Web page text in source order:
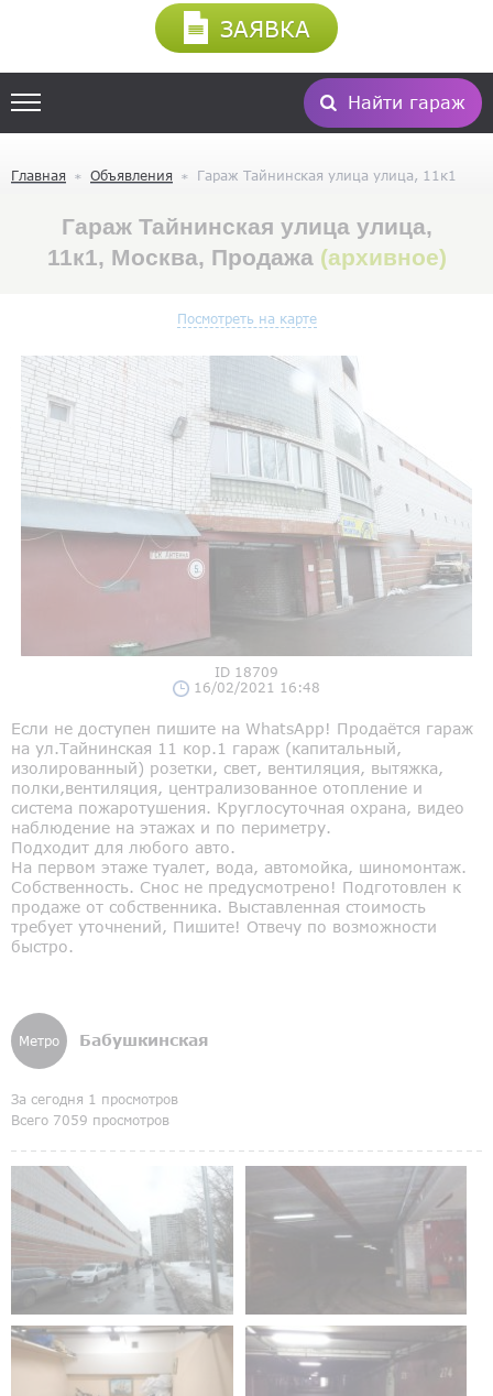
Найти гараж
ЗАЯВКА
Главная Объявления Гараж Тайнинская улица улица, 11к1
Гараж Тайнинская улица улица,
11к1, Москва, Продажа (архивное)
Посмотреть на карте
ID 18709
16/02/2021 16:48
Если не доступен пишите на WhatsApp! Продаётся гараж
на ул.Тайнинская 11 кор.1 гараж (капитальный,
изолированный) розетки, свет, вентиляция, вытяжка,
полки,вентиляция, централизованное отопление и
система пожаротушения. Круглосуточная охрана, видео
наблюдение на этажах и по периметру.
Подходит для любого авто.
На первом этаже туалет, вода, автомойка, шиномонтаж.
Собственность. Снос не предусмотрено! Подготовлен к
продаже от собственника. Выставленная стоимость
требует уточнений, Пишите! Отвечу по возможности
быстро.
Метро Бабушкинская
За сегодня 1 просмотров
Всего 7059 просмотров